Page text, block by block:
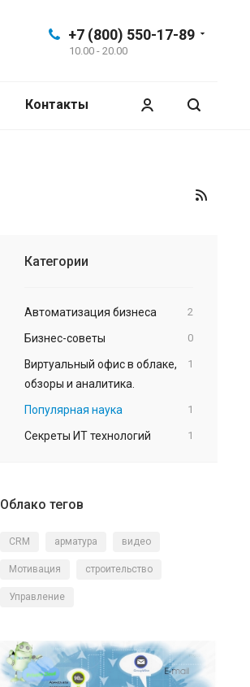
+7 (800) 550-17-89
10.00 - 20.00
Контакты
Категории
Автоматизация бизнеса 2
Бизнес-советы 0
Виртуальный офис в облаке,
обзоры и аналитика.
1
Популярная наука 1
Секреты ИТ технологий 1
Облако тегов
CRM арматура видео
Мотивация строительство
Управление